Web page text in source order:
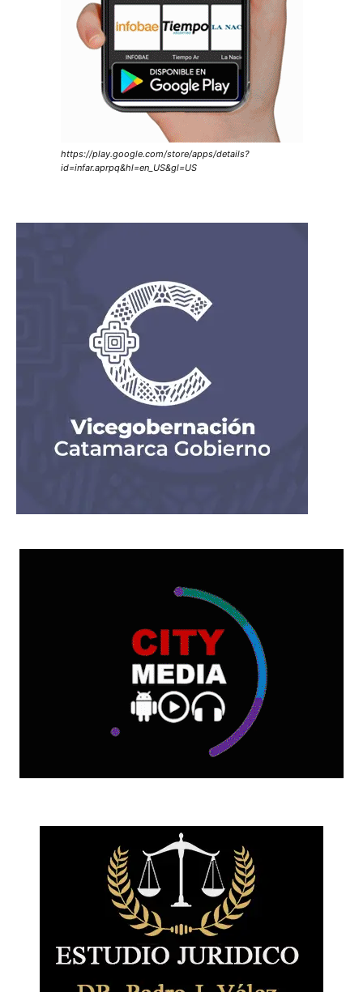
https://play.google.com/store/apps/details?
id=infar.aprpq&hl=en_US&gl=US